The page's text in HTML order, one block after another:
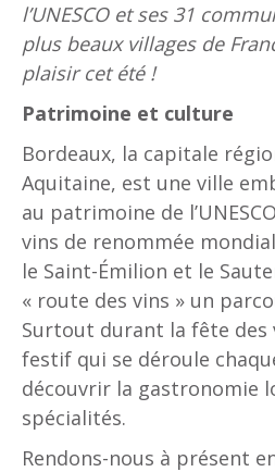
l’UNESCO et ses 31
plus beaux villages de
plaisir cet été !
Patrimoine et culture
Bordeaux, la capitale
Aquitaine, est une ville
au patrimoine de
vins de renommée
le Saint-Émilion et le
« route des vins » un
Surtout durant la fête des
festif qui se déroule
découvrir la gastronomie
spécialités.
Rendons-nous à présent